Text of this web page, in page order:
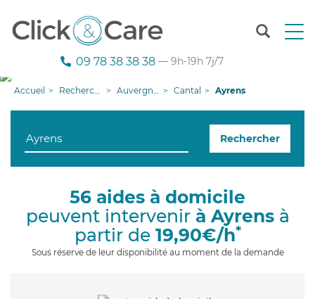
T
n
g
09 78 38 38 38 — 9h-19h 7j/7
Accueil Recherche aide à domicile Auvergne-Rhône-Alpes Cantal Ayrens
Rechercher
56 aides à domicile
peuvent intervenir à Ayrensà
partir de 19,90€/h*
Sous réserve de leur disponibilité au moment de la demande